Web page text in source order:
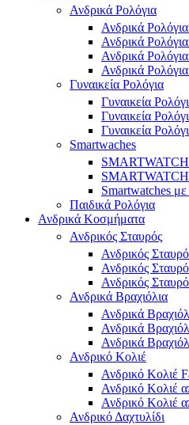
Ανδρικά Ρολόγια
Ανδρικά
Ανδρικά
Ανδρικά
Ανδρικά
Γυναικεία Ρολόγια
Γυναικεία
Γυναικεία
Γυναικεία
Smartwaches
Smartwatches
Παιδικά Ρολόγια
Ανδρικά Κοσμήματα
Ανδρικός Σταυρός
Ανδρικός
Ανδρικός
Ανδρικός
Ανδρικά Βραχιόλια
Ανδρικά
Ανδρικά
Ανδρικά
Ανδρικό Κολιέ
Ανδρικό Κολιέ
Ανδρικό Κολιέ
Ανδρικό Κολιέ
Ανδρικό Δαχτυλίδι